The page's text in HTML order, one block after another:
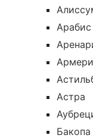
Астра
Бакопа